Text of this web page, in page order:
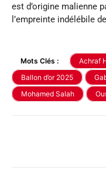
est d’origine malienne
l’empreinte indélébile
Mots Clés : Achraf
Ballon d’or 2025
Mohamed Salah